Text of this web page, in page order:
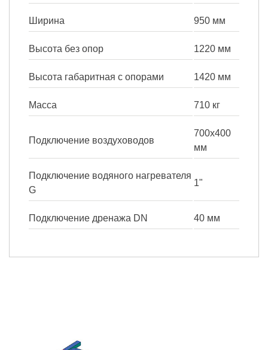
Ширина 950 мм
Высота без опор 1220 мм
Высота габаритная с опорами 1420 мм
Масса 710 кг
Подключение воздуховодов
700х400
мм
Подключение водяного нагревателя
G
1"
Подключение дренажа DN 40 мм